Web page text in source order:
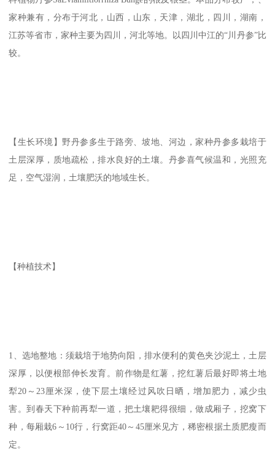
家种兼有，分布于河北，山西，山东，天津，湖北，四川，湖南，
江苏等省市，家种主要为四川，河北等地。以四川中江的“川丹参”比
较。
【生长环境】野丹参多生于路旁、坡地、河边，家种丹参多栽培于
土层深厚，质地疏松，排水良好的土壤。丹参喜气候温和，光照充
足，空气湿润，土壤肥沃的地域生长。
【种植技术】
1、选地整地：须栽培于地势向阳，排水便利的黄色夹沙泥土，土层
深厚，以便根部伸长发育。前作物是红薯，挖红薯后最好即将土地
犁20～23厘米深，使下层土壤经过风吹日晒，增加肥力，减少虫
害。到春天下种前再犁一道，把土壤耙得很细，做成厢子，挖窝下
种，每厢栽6～10行，行窝距40～45厘米见方，稀密根据土质肥瘦而
定。